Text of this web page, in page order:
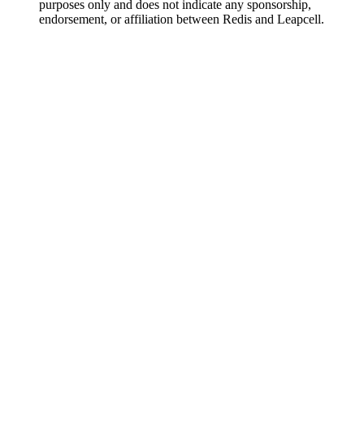
purposes only and does not indicate any sponsorship,
endorsement, or affiliation between Redis and Leapcell.